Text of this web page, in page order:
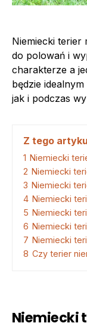
Niemiecki terier
do polowań i
charakterze a
będzie
jak i podczas
Z tego
1 Niemiecki
2 Niemiecki
3 Niemiecki
4 Niemiecki
5 Niemiecki
6 Niemiecki
7 Niemiecki
8 Czy terier
Niemiecki